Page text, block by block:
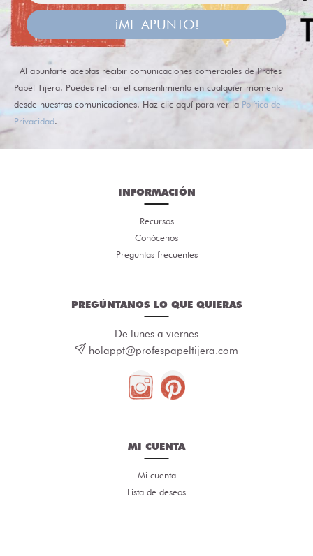
¡ME APUNTO!
Al apuntarte aceptas recibir comunicaciones comerciales de Profes
Papel Tijera. Puedes retirar el consentimiento en cualquier momento
desde nuestras comunicaciones. Haz clic aquí para ver la Política de
Privacidad.
INFORMACIÓN
Recursos
Conócenos
Preguntas frecuentes
PREGÚNTANOS LO QUE QUIERAS
De lunes a viernes
holappt@profespapeltijera.com
MI CUENTA
Mi cuenta
Lista de deseos